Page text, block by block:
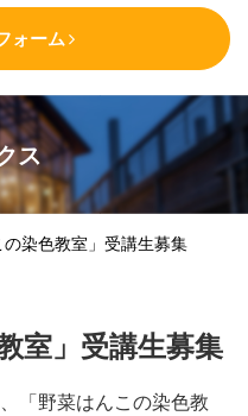
ォーム
ス
の染色教室」受講生募集
室」受講生募集
「野菜はんこの染色教